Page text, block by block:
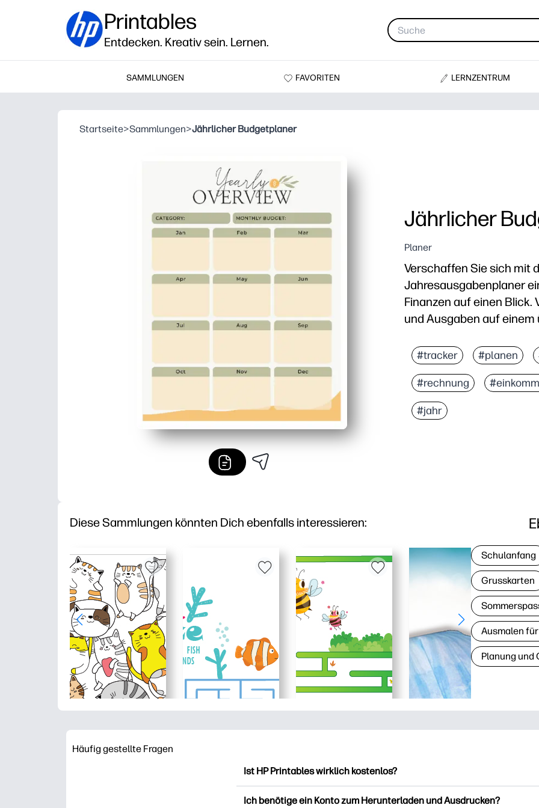
Printables
Entdecken. Kreativ sein. Lernen.
SAMMLUNGEN FAVORITEN LERNZENTRUM
Startseite>Sammlungen>Jährlicher Budgetplaner
Jährlicher
Planer
Verschaffen Sie sich mit
Jahresausgabenplaner
Finanzen auf einen
und Ausgaben auf
Format ohne
Mithilfe der Spalten
Familien- und
Sauberes,
#tracker #planen
#rechnung
#jahr
Diese Sammlungen könnten Dich ebenfalls interessieren:
Schulanfang
Grusskarten
Ausmalen
Planung und
Häufig gestellte Fragen
Ist HP Printables wirklich kostenlos?
Ich benötige ein Konto zum Herunterladen und Ausdrucken?